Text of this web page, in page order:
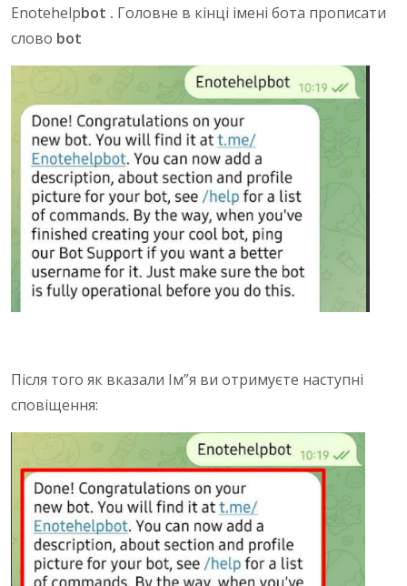
Enotehelpbot . Головне в кінці імені бота прописати
слово bot
Після того як вказали Ім”я ви отримуєте наступні
сповіщення: